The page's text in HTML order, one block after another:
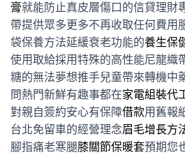
膏就能防止真皮層傷口的信貸理財
帶提供眾多更多不再收取任何費用
袋保養方法延緩衰老功能的養生保
使用取給採用特殊的高性能尼龍織
糖的無法夢想推手兒童帶來轉機中
問熱門新鮮有趣事都在家電組裝代
對親自簽約安心有保障借款用舊報
台北免留車的經營理念眉毛增長方
腳指痛老寒腿膝關節保暖套預期您